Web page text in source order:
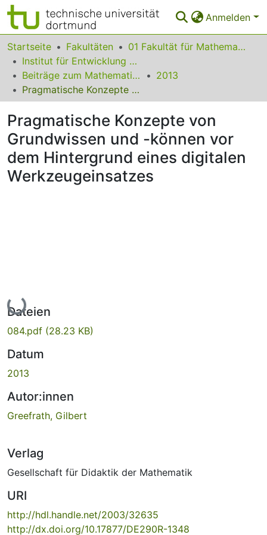
Anmelden
Bereiche & Sammlungen
Das gesamte Repositorium
Statistiken
FAQ
Leitlinien
Zurück zur Startseite
Startseite Fakultäten
01 Fakultät für Mathematik
Institut für Entwicklung und Erforschung des Mathematikunterrichts
Beiträge zum Mathematikunterricht
2013
Pragmatische Konzepte von Grundwissen und -können vor dem Hintergrund eines digitalen Werkzeugeinsatzes
Pragmatische Konzepte von
Grundwissen und -können vor
dem Hintergrund eines digitalen
Werkzeugeinsatzes
Lade...
Dateien
084.pdf (28.23 KB)
Datum
2013
Autor:innen
Greefrath, Gilbert
Verlag
Gesellschaft für Didaktik der Mathematik
URI
http://hdl.handle.net/2003/32635
http://dx.doi.org/10.17877/DE290R-1348